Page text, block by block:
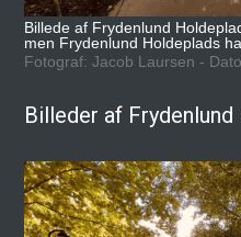
Billede af Frydenlund
men Frydenlund Holdeplads
Fotograf: Jacob Laursen -
Billeder af